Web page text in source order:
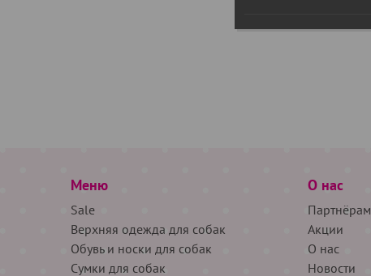
Меню
Sale
Верхняя одежда для собак
Обувь и носки для собак
Сумки для собак
О нас
Партнёрам
Акции
О нас
Новости